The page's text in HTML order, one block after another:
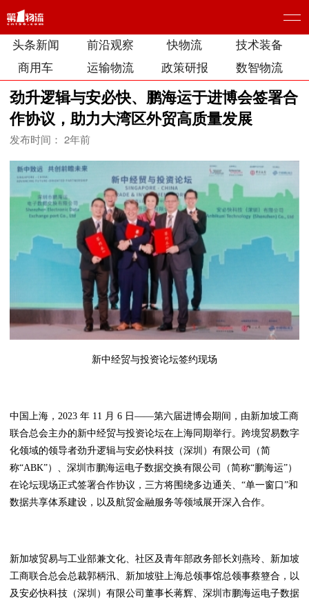
头条新闻 前沿观察 快物流
技术装备
商用车
运输物流 政策研报 数智物流
劲升逻辑与安必快、鹏海运于进博会签署合
作协议，助力大湾区外贸高质量发展
发布时间： 2年前
新中经贸与投资论坛签约现场
中国上海，2023 年 11 月 6 日——第六届进博会期间，由新加坡工商
联合总会主办的新中经贸与投资论坛在上海同期举行。跨境贸易数字
化领域的领导者劲升逻辑与安必快科技（深圳）有限公司（简
称“ABK”）、深圳市鹏海运电子数据交换有限公司（简称“鹏海运”）
在论坛现场正式签署合作协议，三方将围绕多边通关、“单一窗口”和
数据共享体系建设，以及航贸金融服务等领域展开深入合作。
新加坡贸易与工业部兼文化、社区及青年部政务部长刘燕玲、新加坡
工商联合总会总裁郭柄汛、新加坡驻上海总领事馆总领事蔡簦合，以
及安必快科技（深圳）有限公司董事长蒋辉、深圳市鹏海运电子数据